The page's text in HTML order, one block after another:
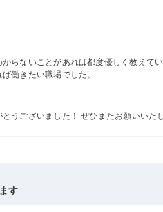
らないことがあれば都度優しく教えて
働きたい職場でした。
うございました！ ぜひまたお願いいた
す